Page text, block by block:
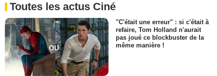
Toutes les actus Ciné
"C'était une erreur" : si c'était à
refaire, Tom Holland n'aurait
pas joué ce blockbuster de la
même manière !